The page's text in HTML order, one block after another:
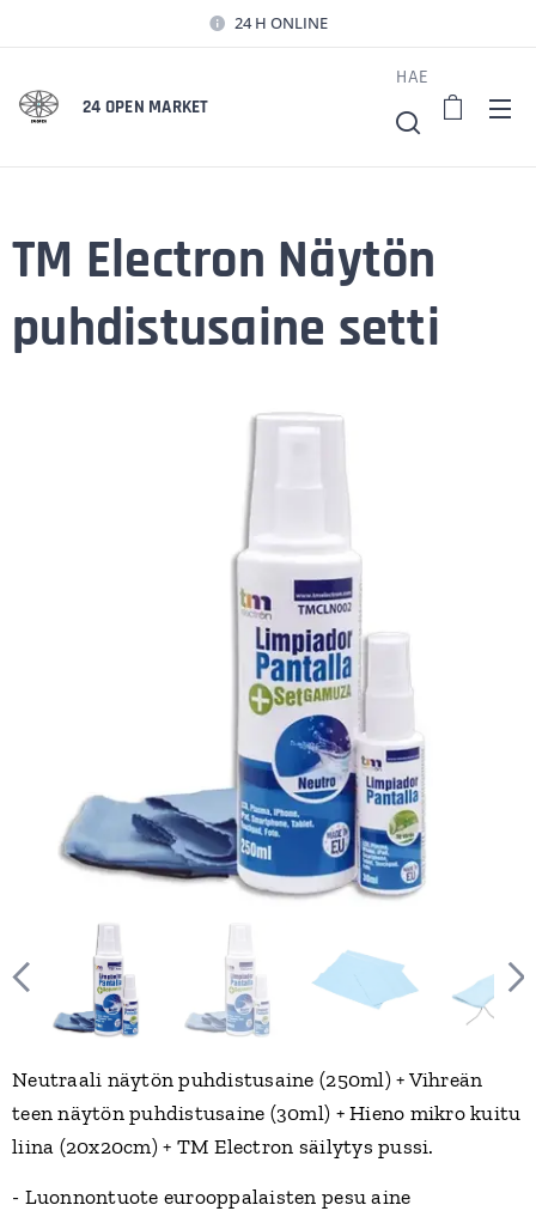
24 H ONLINE
24 OPEN MARKET
HAE
TM Electron Näytön
puhdistusaine setti
Neutraali näytön puhdistusaine (250ml) + Vihreän
teen näytön puhdistusaine (30ml) + Hieno mikro kuitu
liina (20x20cm) + TM Electron säilytys pussi.
- Luonnontuote eurooppalaisten pesu aine